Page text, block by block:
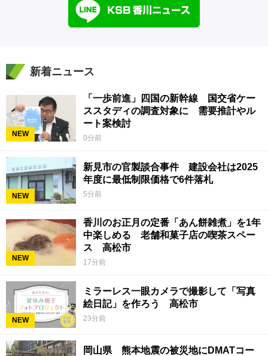
新着ニュース
NEW
「一歩前進」四国の新幹線 国交省ケー
ススタディの調査対象に 需要推計やル
ート案検討
0分前
NEW
新見市の官製談合事件 建設会社は2025
年度に最低制限価格で6件落札
5分前
NEW
香川のお正月の定番「あん餅雑煮」を1年
中楽しめる 老舗和菓子店の喫茶スペー
ス 高松市
17分前
NEW
ミラーレス一眼カメラで撮影して「写真
絵日記」を作ろう 高松市
23分前
岡山県 熊本地震の被災地にDMATコー